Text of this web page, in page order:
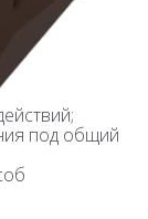
под общий